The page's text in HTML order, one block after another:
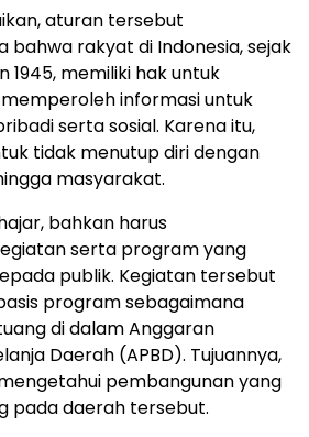
aturan tersebut
bahwa rakyat di Indonesia, sejak
1945, memiliki hak untuk
informasi untuk
serta sosial. Karena itu,
tidak menutup diri dengan
masyarakat.
bahkan harus
serta program yang
publik. Kegiatan tersebut
program sebagaimana
di dalam Anggaran
Daerah (APBD). Tujuannya,
pembangunan yang
pada daerah tersebut.